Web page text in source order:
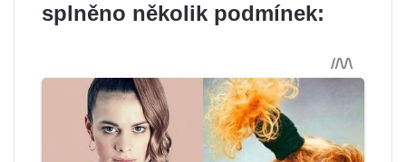
splněno několik podmínek: